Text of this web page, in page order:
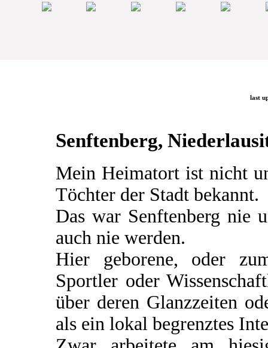
last
Senftenberg,
Mein Heimatort ist nicht
Töchter der Stadt bekannt.
Das war Senftenberg nie
auch nie werden.
Hier geborene, oder
Sportler oder
über deren Glanzzeiten
als ein lokal begrenztes